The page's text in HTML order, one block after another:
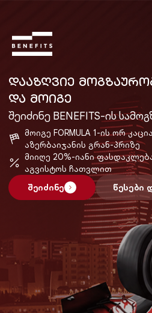
ᲓᲐᲐᲖᲦᲕᲘᲔ
ᲓᲐ ᲛᲝᲘᲒᲔ
შეიძინე BENEFITS-ის
მოიგე FORMULA 1-ის ორ
აზერბაიჯანის გრან-პრიზე
მიიღე 20%-იანი
აგვისტოს ჩათვლით
შეიძინე
წესები